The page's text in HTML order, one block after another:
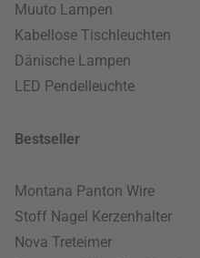
Muuto Lampen
Kabellose Tischleuchten
Dänische Lampen
LED Pendelleuchte
Bestseller
Montana Panton Wire
Stoff Nagel Kerzenhalter
Nova Treteimer